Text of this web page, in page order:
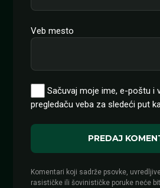
Veb mesto
Sačuvaj moje ime, e-poštu i
pregledaču veba za sledeći put
Komentari koji sadrže psovke,
rasističke ili šovinističke poruke neće